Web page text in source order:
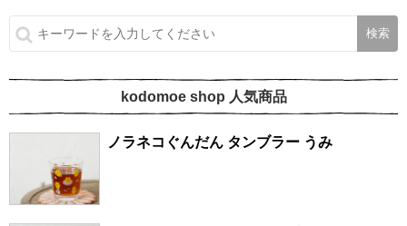
kodomoe shop 人気商品
ノラネコぐんだん タンブラー うみ